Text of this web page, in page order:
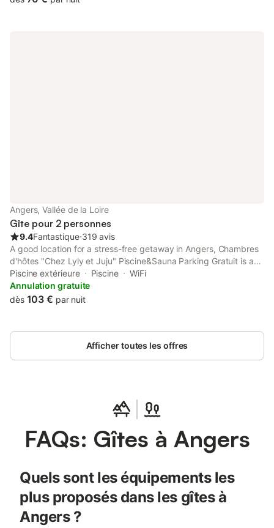
Angers, Vallée de la Loire
Gîte pour 2 personnes
9.4Fantastique⋅319 avis
A good location for a stress-free getaway in Angers, Chambres
d'hôtes "Chez Lyly et Juju" Piscine&Sauna Parking Gratuit is a
guest house surrounded by views of the inner courtyard.
Piscine extérieure Piscine
WiFi
Annulation gratuite
dès 103 € par nuit
Afficher toutes les offres
FAQs: Gîtes à Angers
Quels sont les équipements les
plus proposés dans les gîtes à
Angers ?